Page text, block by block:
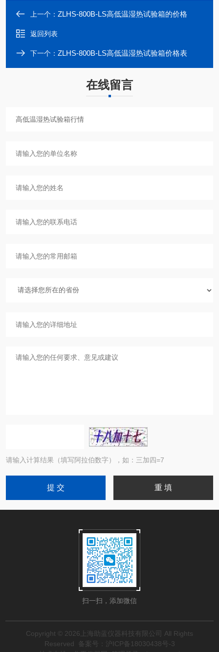
上一个： ZLHS-800B-LS高低温湿热试验箱的价格
返回列表
下一个： ZLHS-800B-LS高低温湿热试验箱价格表
在线留言
请输入计算结果（填写阿拉伯数字），如：三加四=7
扫一扫，添加微信
Copyright © 2026上海助蓝仪器科技有限公司 All Rights
Reserved
备案号：沪ICP备18030438号-3